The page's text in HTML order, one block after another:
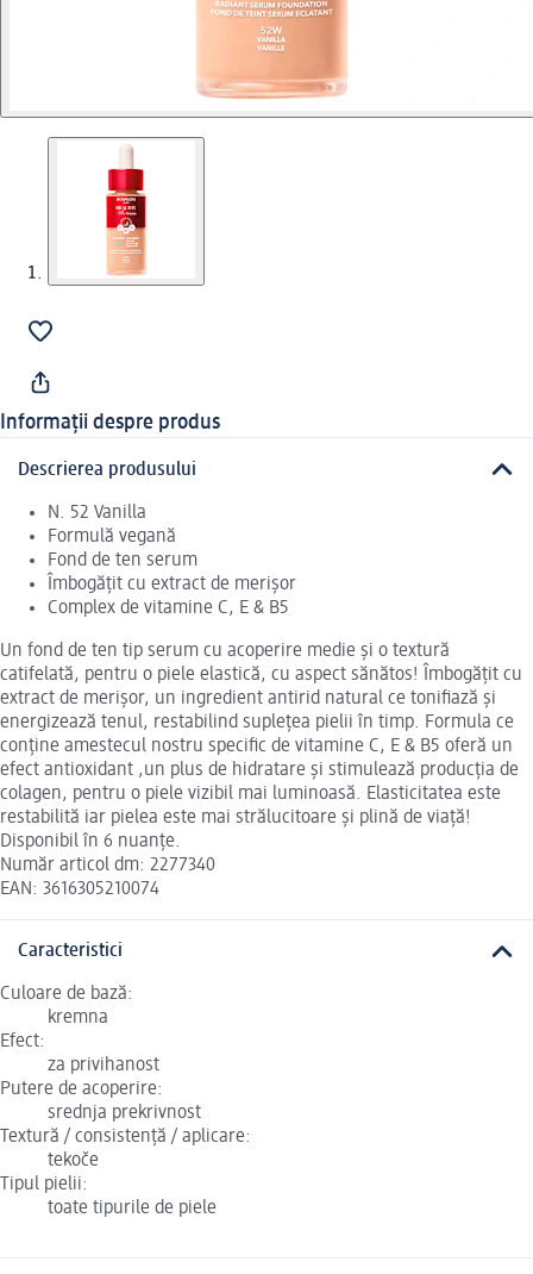
Informații despre produs
Descrierea produsului
N. 52 Vanilla
Formulă vegană
Fond de ten serum
Îmbogățit cu extract de merișor
Complex de vitamine C, E & B5
Un fond de ten tip serum cu acoperire medie și o textură
catifelată, pentru o piele elastică, cu aspect sănătos! Îmbogățit cu
extract de merișor, un ingredient antirid natural ce tonifiază și
energizează tenul, restabilind suplețea pielii în timp. Formula ce
conține amestecul nostru specific de vitamine C, E & B5 oferă un
efect antioxidant ,un plus de hidratare și stimulează producția de
colagen, pentru o piele vizibil mai luminoasă. Elasticitatea este
restabilită iar pielea este mai strălucitoare și plină de viață!
Disponibil în 6 nuanțe.
Număr articol dm: 2277340
EAN: 3616305210074
Caracteristici
Culoare de bază:
kremna
Efect:
za privihanost
Putere de acoperire:
srednja prekrivnost
Textură / consistență / aplicare:
tekoče
Tipul pielii:
toate tipurile de piele